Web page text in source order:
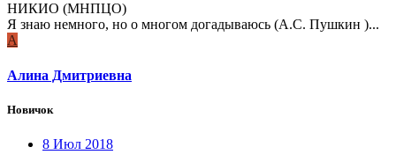
НИКИО (МНПЦО)
Я знаю немного, но о многом догадываюсь (А.С. Пушкин )...
А
Алина Дмитриевна
Новичок
8 Июл 2018